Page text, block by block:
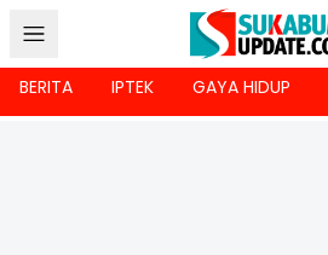
BERITA IPTEK GAYA HIDUP